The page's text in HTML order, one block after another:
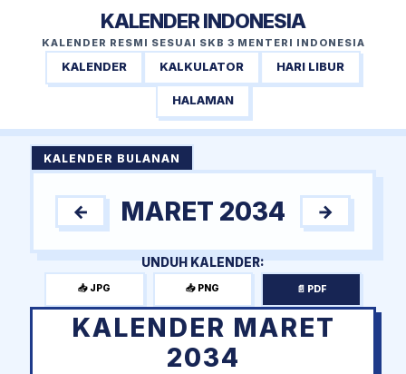
KALENDER INDONESIA
KALENDER RESMI SESUAI SKB 3 MENTERI INDONESIA
KALENDER KALKULATOR HARI LIBUR
HALAMAN
KALENDER BULANAN
← MARET 2034 →
UNDUH KALENDER:
📥 JPG 📥 PNG 📄 PDF
KALENDER MARET
2034